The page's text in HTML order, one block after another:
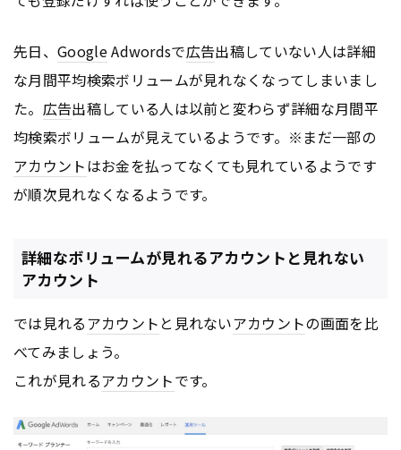
先日、 GoogleAdwordsで広告出稿していない人は詳細
な月間平均検索ボリュームが見れなくなってしまいまし
た。 広告出稿している人は以前と変わらず詳細な月間平
均検索ボリュームが見えているようです。※まだ一部の
アカウントはお金を払ってなくても見れているようです
が順次見れなくなるようです。
詳細なボリュームが見れるアカウントと見れない
アカウント
では見れるアカウント と見れないアカウントの画面を比
べてみましょう。
これが見れるアカウントです。